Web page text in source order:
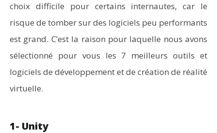
choix difficile pour certains internautes, car le
risque de tomber sur des logiciels peu performants
est grand. C’est la raison pour laquelle nous avons
sélectionné pour vous les 7 meilleurs outils et
logiciels de développement et de création de réalité
virtuelle.
1- Unity